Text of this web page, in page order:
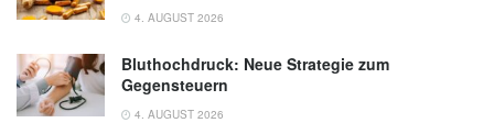
4. AUGUST 2026
Bluthochdruck: Neue Strategie zum
Gegensteuern
4. AUGUST 2026